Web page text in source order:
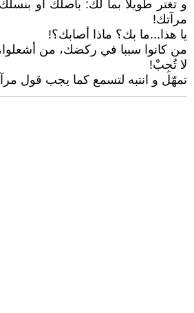
و تغتر طويلا بما لَك: بأصلك أو
مرآتك!
يا هذا...ما بك؟ ماذا أصابك؟!
من كانوا سببا في ركضك، من
لا تُجِبْ!
تمهّل و انتبه لتسمع كما يجب قول